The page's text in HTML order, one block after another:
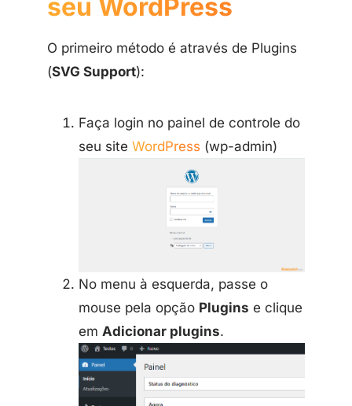
seu WordPress
O primeiro método é através de Plugins
(SVG Support):
Faça login no painel de controle do
seu site WordPress (wp-admin)
No menu à esquerda, passe o
mouse pela opção Plugins e clique
em Adicionar plugins.